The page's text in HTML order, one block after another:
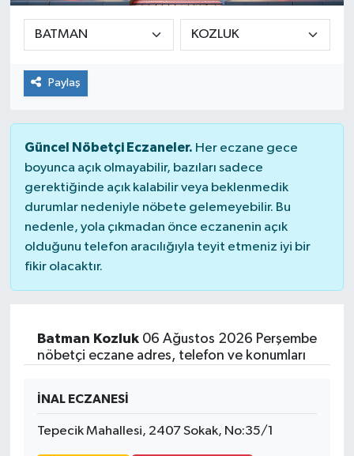
Paylaş
Güncel Nöbetçi Eczaneler. Her eczane gece
boyunca açık olmayabilir, bazıları sadece
gerektiğinde açık kalabilir veya beklenmedik
durumlar nedeniyle nöbete gelemeyebilir. Bu
nedenle, yola çıkmadan önce eczanenin açık
olduğunu telefon aracılığıyla teyit etmeniz iyi bir
fikir olacaktır.
Batman Kozluk06 Ağustos 2026 Perşembe
nöbetçi eczane adres, telefon ve konumları
İNAL ECZANESİ
Tepecik Mahallesi, 2407 Sokak, No:35/1